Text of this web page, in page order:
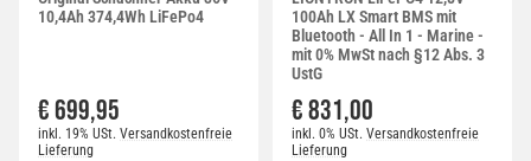
10,4Ah 374,4Wh LiFePo4
€ 699,95
inkl. 19% USt. Versandkostenfreie
Lieferung
100Ah LX Smart BMS mit
Bluetooth - All In 1 - Marine -
mit 0% MwSt nach §12 Abs. 3
UstG
€ 831,00
inkl. 0% USt. Versandkostenfreie
Lieferung